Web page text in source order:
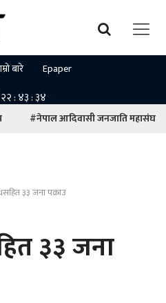
बारे Epaper
#नेपाल आदिवासी जनजाति महासंघ
३३ जना पक्राउ
३३ जना